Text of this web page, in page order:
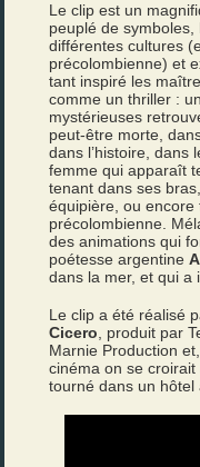
Le clip est un
peuplé de
différentes cultures
précolombienne) et
tant inspiré les
comme un thriller :
mystérieuses
peut-être morte,
dans l’histoire, dans
femme qui apparaît
tenant dans ses
équipière, ou
précolombienne.
des animations qui
poétesse argentine
dans la mer, et qui a
Le clip a été réalisé
Cicero , produit par
Marnie Production
cinéma on se
tourné dans un hôtel